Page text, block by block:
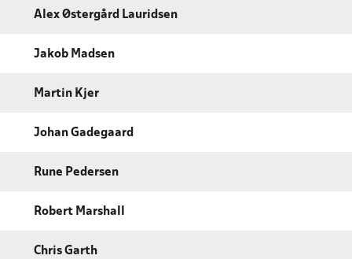
Alex Østergård Lauridsen
Jakob Madsen
Martin Kjer
Johan Gadegaard
Rune Pedersen
Robert Marshall
Chris Garth